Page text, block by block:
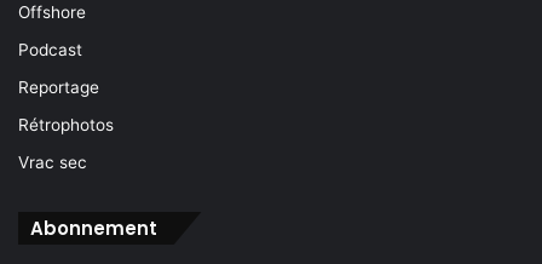
Offshore
Podcast
Reportage
Rétrophotos
Vrac sec
Abonnement